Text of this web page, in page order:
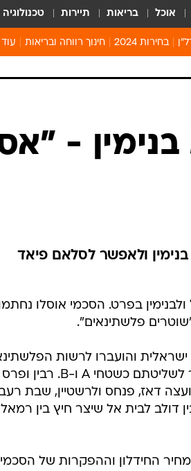
אוכל בריאות תיירות טכנולוגיה
בחירות 2024 חינוך רווחה ובריאות
-
ולאפשר לסלאם פיאד
בכלל ולבנימין בפרט. הסכמי אוסלו
פלשתינאים".
והועברו לרשות
שטח עצום במרכז המועצה, השולט על שדרת גב ההר, עבר לשליטתם כשטחי A ו-B. רבין ופרס
דאז, פנחס ולרשטיין, שבת
דולב לבית אל שיצר חיץ בין
את מחיר החידלון וההפקרות של הסכמי